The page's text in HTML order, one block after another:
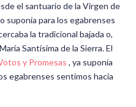
el santuario de la Virgen de
suponía para los egabrenses
la tradicional bajada o,
Santísima de la Sierra. El
y Promesas , ya suponía
egabrenses sentimos hacia